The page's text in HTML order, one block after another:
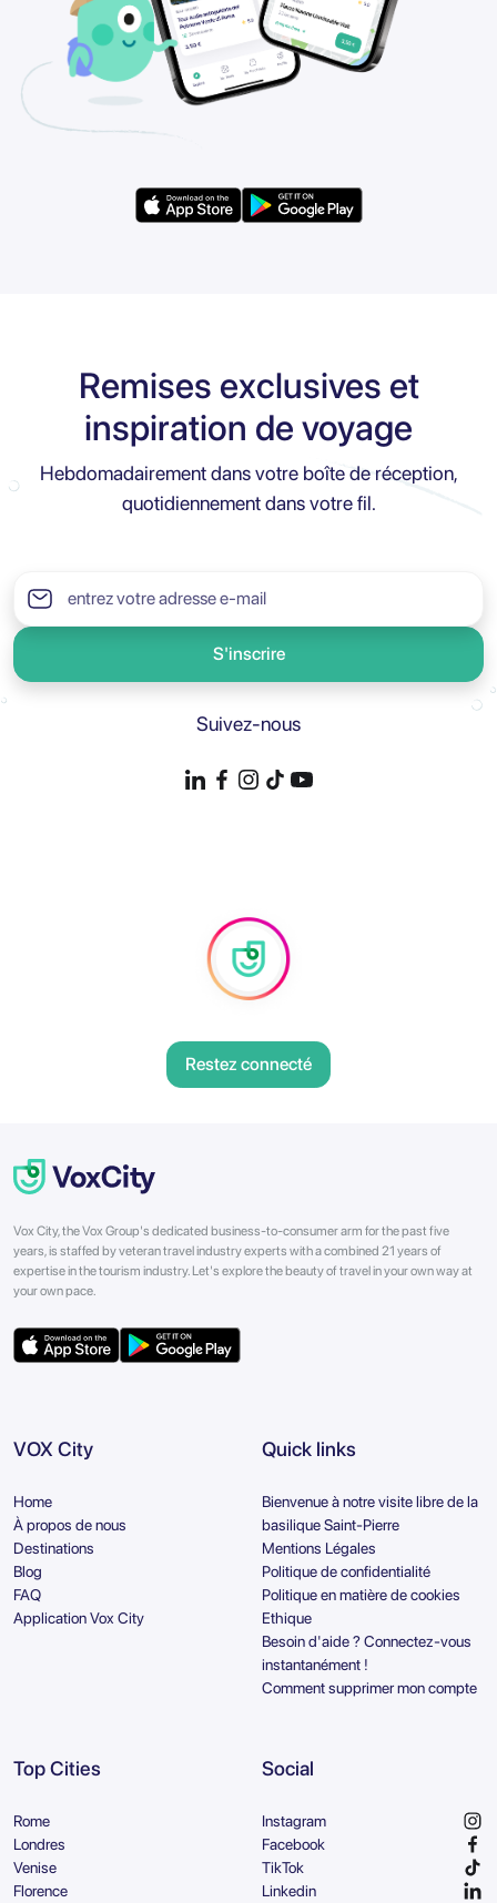
Remises exclusives et
inspiration de voyage
Hebdomadairement dans votre boîte de réception,
quotidiennement dans votre fil.
S'inscrire
Suivez-nous
Restez connecté
Vox City, the Vox Group's dedicated business-to-consumer arm for the past five
years, is staffed by veteran travel industry experts with a combined 21 years of
expertise in the tourism industry. Let's explore the beauty of travel in your own way at
your own pace.
VOX City
Home
À propos de nous
Destinations
Blog
FAQ
Application Vox City
Quick links
Bienvenue à notre visite libre de la
basilique Saint-Pierre
Mentions Légales
Politique de confidentialité
Politique en matière de cookies
Ethique
Besoin d'aide ? Connectez-vous
instantanément !
Comment supprimer mon compte
Top Cities
Rome
Londres
Venise
Florence
Social
Instagram
Facebook
TikTok
Linkedin